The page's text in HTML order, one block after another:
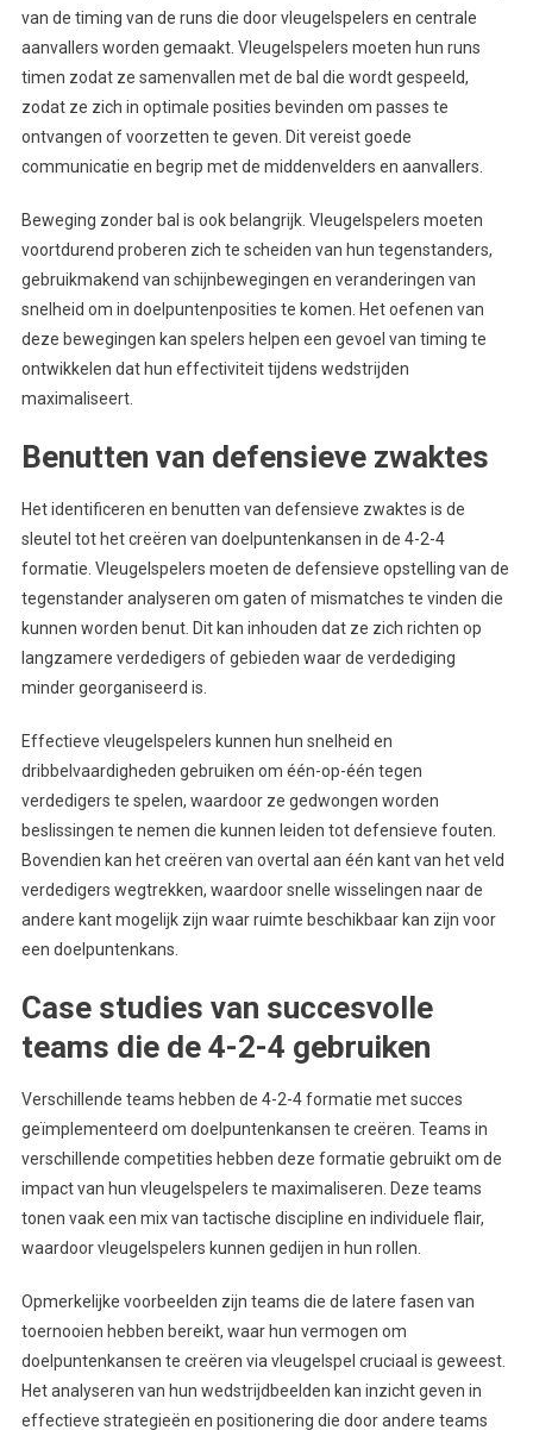
van de timing van de runs die door vleugelspelers en centrale
aanvallers worden gemaakt. Vleugelspelers moeten hun runs
timen zodat ze samenvallen met de bal die wordt gespeeld,
zodat ze zich in optimale posities bevinden om passes te
ontvangen of voorzetten te geven. Dit vereist goede
communicatie en begrip met de middenvelders en aanvallers.
Beweging zonder bal is ook belangrijk. Vleugelspelers moeten
voortdurend proberen zich te scheiden van hun tegenstanders,
gebruikmakend van schijnbewegingen en veranderingen van
snelheid om in doelpuntenposities te komen. Het oefenen van
deze bewegingen kan spelers helpen een gevoel van timing te
ontwikkelen dat hun effectiviteit tijdens wedstrijden
maximaliseert.
Benutten van defensieve zwaktes
Het identificeren en benutten van defensieve zwaktes is de
sleutel tot het creëren van doelpuntenkansen in de 4-2-4
formatie. Vleugelspelers moeten de defensieve opstelling van de
tegenstander analyseren om gaten of mismatches te vinden die
kunnen worden benut. Dit kan inhouden dat ze zich richten op
langzamere verdedigers of gebieden waar de verdediging
minder georganiseerd is.
Effectieve vleugelspelers kunnen hun snelheid en
dribbelvaardigheden gebruiken om één-op-één tegen
verdedigers te spelen, waardoor ze gedwongen worden
beslissingen te nemen die kunnen leiden tot defensieve fouten.
Bovendien kan het creëren van overtal aan één kant van het veld
verdedigers wegtrekken, waardoor snelle wisselingen naar de
andere kant mogelijk zijn waar ruimte beschikbaar kan zijn voor
een doelpuntenkans.
Case studies van succesvolle
teams die de 4-2-4 gebruiken
Verschillende teams hebben de 4-2-4 formatie met succes
geïmplementeerd om doelpuntenkansen te creëren. Teams in
verschillende competities hebben deze formatie gebruikt om de
impact van hun vleugelspelers te maximaliseren. Deze teams
tonen vaak een mix van tactische discipline en individuele flair,
waardoor vleugelspelers kunnen gedijen in hun rollen.
Opmerkelijke voorbeelden zijn teams die de latere fasen van
toernooien hebben bereikt, waar hun vermogen om
doelpuntenkansen te creëren via vleugelspel cruciaal is geweest.
Het analyseren van hun wedstrijdbeelden kan inzicht geven in
effectieve strategieën en positionering die door andere teams